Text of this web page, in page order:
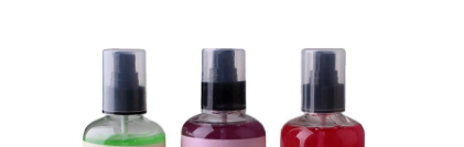
Khi thoa vào vùng kín để quan hệ, gel
chị em sẽ trở nên ẩm ướt hơn giúp cho